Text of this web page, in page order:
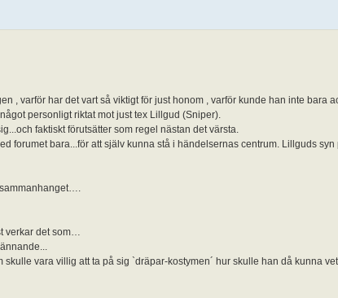
, varför har det vart så viktigt för just honom , varför kunde han inte bara
personligt riktat mot just tex Lillgud (Sniper).
faktiskt förutsätter som regel nästan det värsta.
forumet bara...för att själv kunna stå i händelsernas centrum. Lillguds syn
verkar det som…
vara villig att ta på sig `dräpar-kostymen´ hur skulle han då kunna